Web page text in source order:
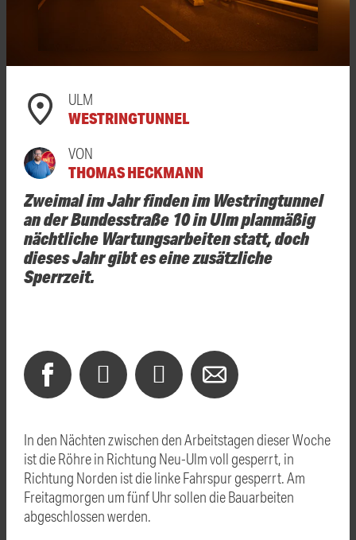
ULM
WESTRINGTUNNEL
VON
THOMAS HECKMANN
Zweimal im Jahr finden im Westringtunnel
an der Bundesstraße 10 in Ulm planmäßig
nächtliche Wartungsarbeiten statt, doch
dieses Jahr gibt es eine zusätzliche
Sperrzeit.
In den Nächten zwischen den Arbeitstagen dieser Woche
ist die Röhre in Richtung Neu-Ulm voll gesperrt, in
Richtung Norden ist die linke Fahrspur gesperrt. Am
Freitagmorgen um fünf Uhr sollen die Bauarbeiten
abgeschlossen werden.